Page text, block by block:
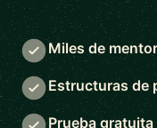
Miles de
Estructuras de
Prueba gratuita